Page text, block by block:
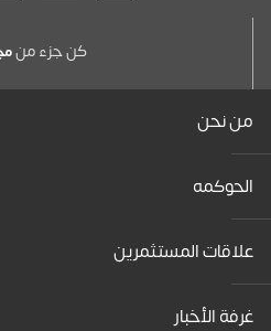
كن جزء من
من نحن
الحوكمه
علاقات المستثمرين
غرفة الأخبار